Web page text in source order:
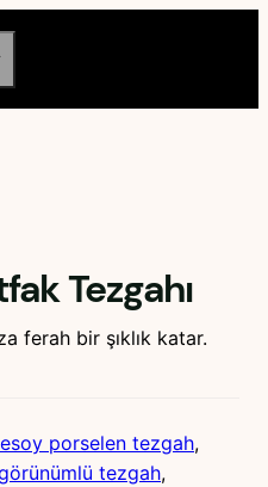
Tezgahı
ferah bir şıklık katar.
porselen tezgah
tezgah